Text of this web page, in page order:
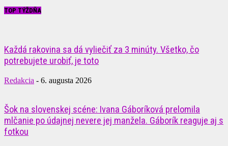
TOP TÝŽDŇA
Každá rakovina sa dá vyliečiť za 3 minúty. Všetko, čo
potrebujete urobiť, je toto
Redakcia - 6. augusta 2026
Šok na slovenskej scéne: Ivana Gáboríková prelomila
mlčanie po údajnej nevere jej manžela. Gáborík reaguje aj s
fotkou